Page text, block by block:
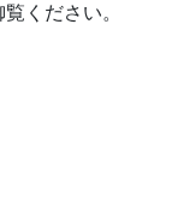
ください。